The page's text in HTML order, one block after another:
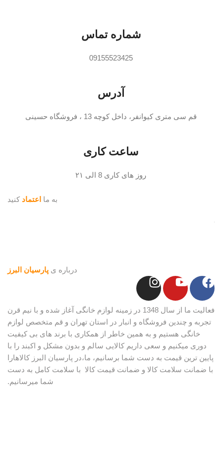
شماره تماس
09155523425
آدرس
قم سی متری کیوانفر، داخل کوچه 13 ، فروشگاه حسینی
ساعت کاری
روز های کاری 8 الی ۲۱
درباره ی پارسیان البرز
فعالیت ما از سال 1348 در زمینه لوازم خانگی آغاز شده و با نیم قرن
تجربه و چندین فروشگاه و انبار در استان تهران و قم متخصص لوازم
خانگی هستیم و به همین خاطر از همکاری با برند های بی کیفیت
دوری میکنیم و سعی داریم کالایی سالم و بدون مشکل و اکبند را با
پایین ترین قیمت به دست شما برسانیم، ما،در پارسیان البرز کالاهارا
با ضمانت سلامت کالا و ضمانت قیمت کالا با سلامت کامل به دست
شما میرسانیم.
به ما اعتماد کنید